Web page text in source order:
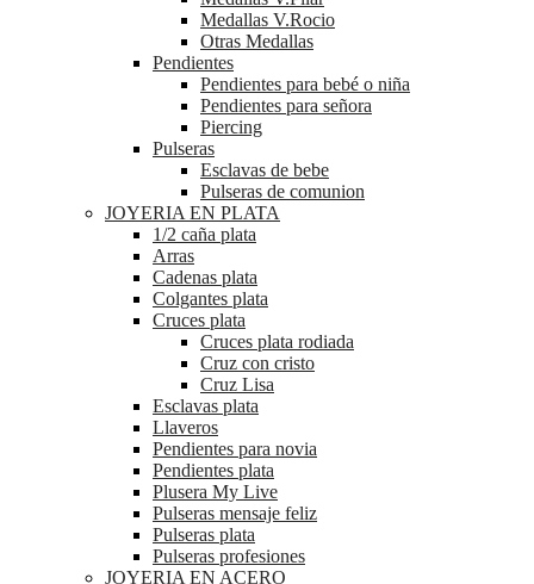
Medallas V.Rocio
Otras Medallas
Pendientes
Pendientes para bebé o niña
Pendientes para señora
Piercing
Pulseras
Esclavas de bebe
Pulseras de comunion
JOYERIA EN PLATA
1/2 caña plata
Arras
Cadenas plata
Colgantes plata
Cruces plata
Cruces plata rodiada
Cruz con cristo
Cruz Lisa
Esclavas plata
Llaveros
Pendientes para novia
Pendientes plata
Plusera My Live
Pulseras mensaje feliz
Pulseras plata
Pulseras profesiones
JOYERIA EN ACERO